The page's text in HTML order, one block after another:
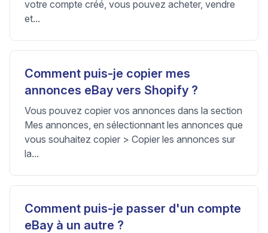
votre compte créé, vous pouvez acheter, vendre
et...
Comment puis-je copier mes
annonces eBay vers Shopify ?
Vous pouvez copier vos annonces dans la section
Mes annonces, en sélectionnant les annonces que
vous souhaitez copier > Copier les annonces sur
la...
Comment puis-je passer d'un compte
eBay à un autre ?